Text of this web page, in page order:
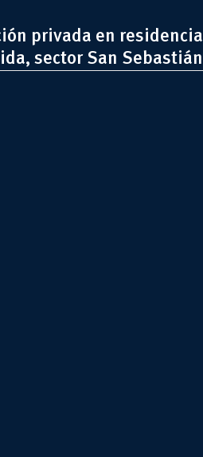
privada en residencia
sector San Sebastián